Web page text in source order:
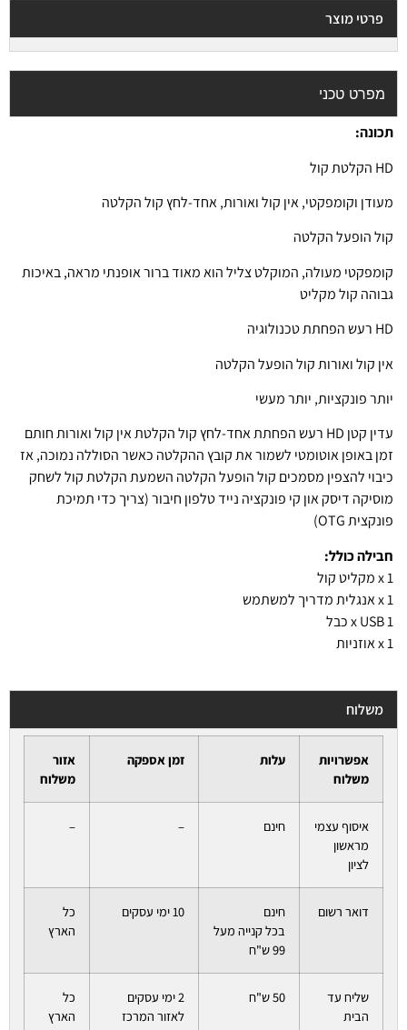
פרטי מוצר
מפרט טכני
תכונה:
HD הקלטת קול
מעודן וקומפקטי, אין קול ואורות, אחד-לחץ קול הקלטה
קול הופעל הקלטה
קומפקטי מעולה, המוקלט צליל הוא מאוד ברור אופנתי מראה, באיכות
גבוהה קול מקליט
HD רעש הפחתת טכנולוגיה
אין קול ואורות קול הופעל הקלטה
יותר פונקציות, יותר מעשי
עדין קטן HD רעש הפחתת אחד-לחץ קול הקלטת אין קול ואורות חותם
זמן באופן אוטומטי לשמור את קובץ ההקלטה כאשר הסוללה נמוכה, אז
כיבוי להצפין מסמכים קול הופעל הקלטה השמעת הקלטת קול לשחק
מוסיקה דיסק און קי פונקציה נייד טלפון חיבור (צריך כדי תמיכת
פונקצית OTG)
חבילה כולל:
1 x מקליט קול
1 x אנגלית מדריך למשתמש
1 x USB כבל
1 x אוזניות
משלוח
אפשרויות
משלוח
עלות זמן אספקה
אזור
משלוח
איסוף עצמי
מראשון
לציון
חינם –
–
דואר רשום
חינם
בכל קנייה מעל
99 ש"ח
10 ימי עסקים
כל
הארץ
שליח עד
הבית
50 ש"ח
2 ימי עסקים
לאזור המרכז
כל
הארץ